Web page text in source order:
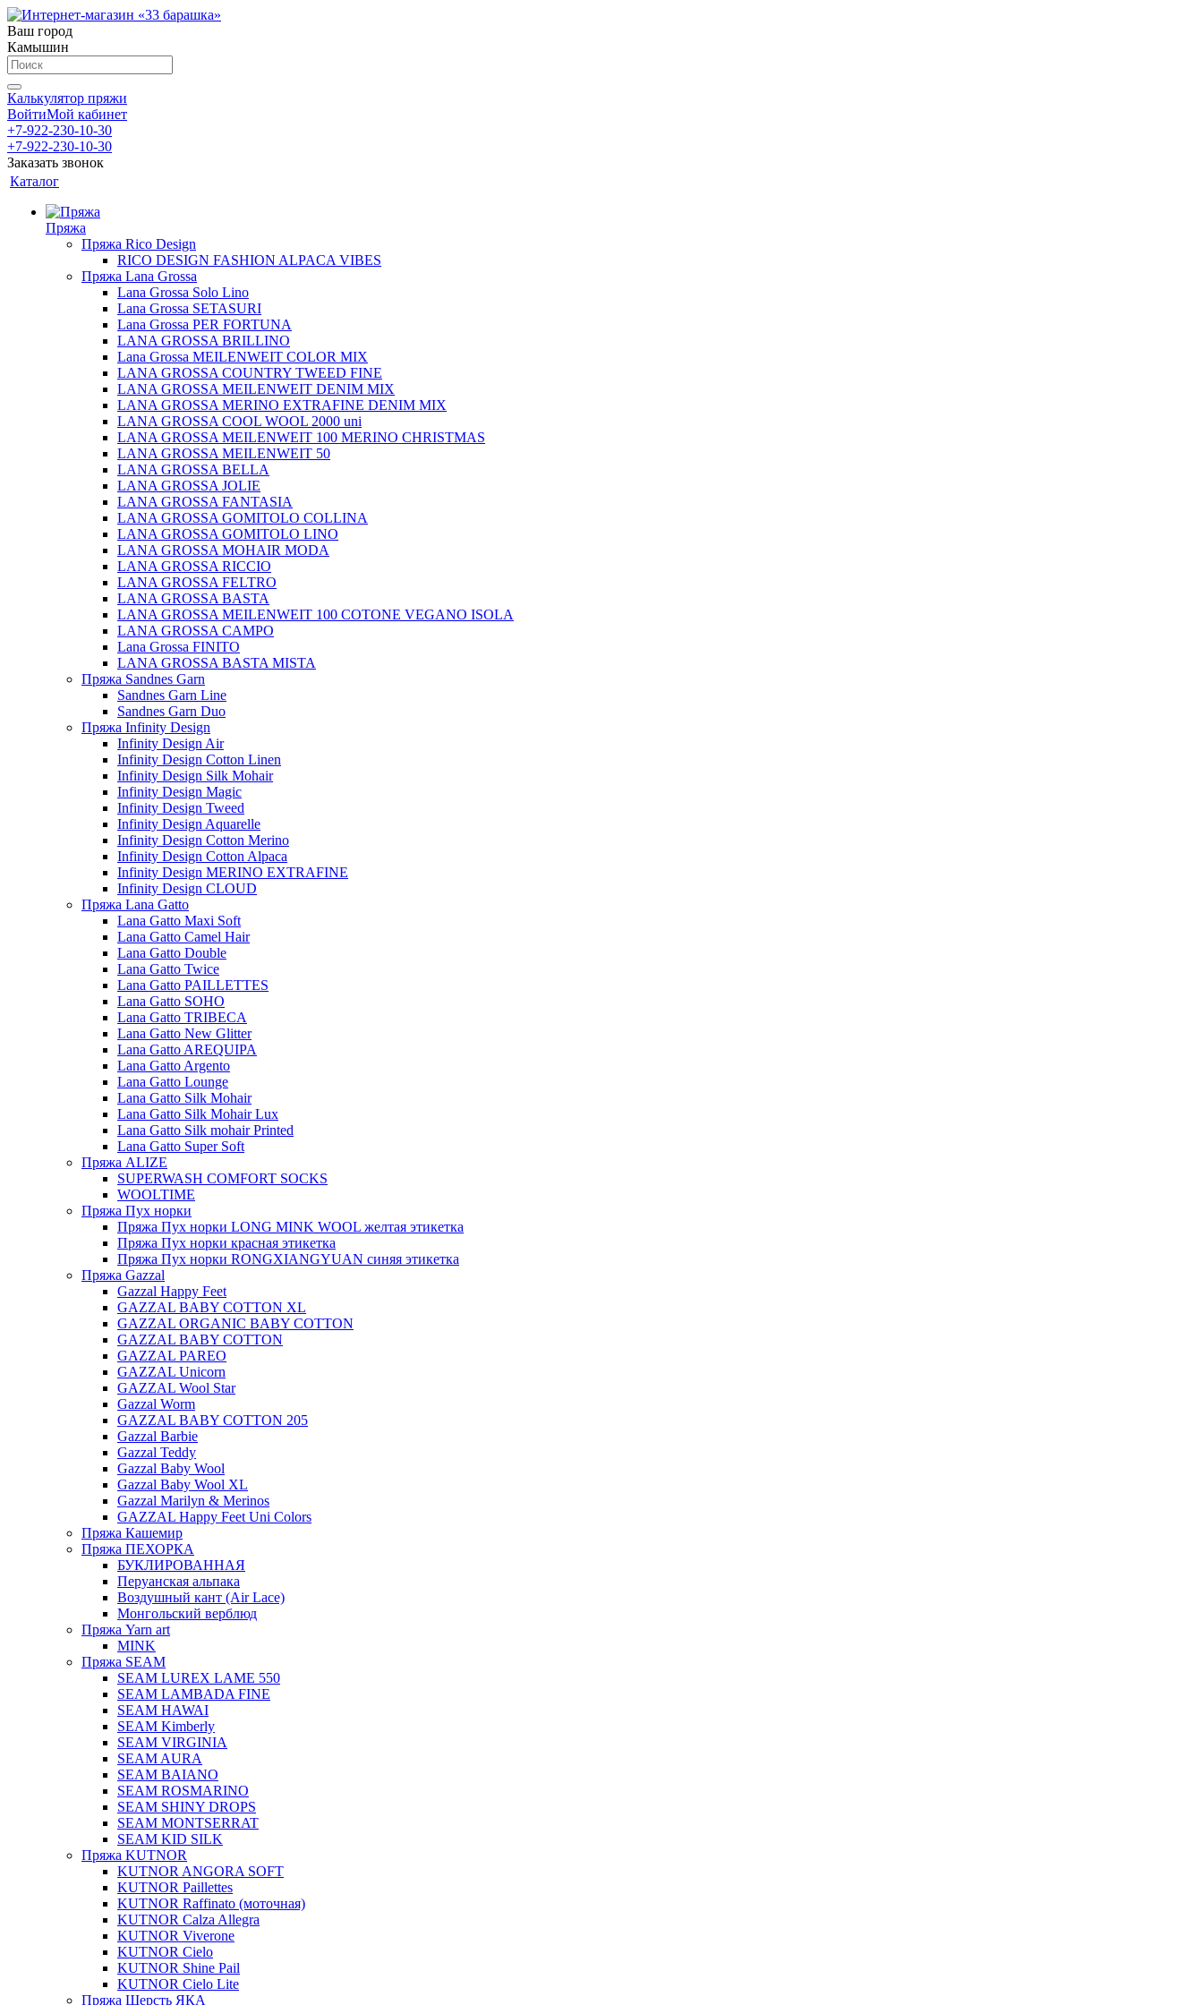
Ваш город
Камышин
Калькулятор пряжи
ВойтиМой кабинет
+7-922-230-10-30
+7-922-230-10-30
Заказать звонок
Каталог
Пряжа
Пряжа Rico Design
RICO DESIGN FASHION ALPACA VIBES
Пряжа Lana Grossa
Lana Grossa Solo Lino
Lana Grossa SETASURI
Lana Grossa PER FORTUNA
LANA GROSSA BRILLINO
Lana Grossa MEILENWEIT COLOR MIX
LANA GROSSA COUNTRY TWEED FINE
LANA GROSSA MEILENWEIT DENIM MIX
LANA GROSSA MERINO EXTRAFINE DENIM MIX
LANA GROSSA COOL WOOL 2000 uni
LANA GROSSA MEILENWEIT 100 MERINO CHRISTMAS
LANA GROSSA MEILENWEIT 50
LANA GROSSA BELLA
LANA GROSSA JOLIE
LANA GROSSA FANTASIA
LANA GROSSA GOMITOLO COLLINA
LANA GROSSA GOMITOLO LINO
LANA GROSSA MOHAIR MODA
LANA GROSSA RICCIO
LANA GROSSA FELTRO
LANA GROSSA BASTA
LANA GROSSA MEILENWEIT 100 COTONE VEGANO ISOLA
LANA GROSSA CAMPO
Lana Grossa FINITO
LANA GROSSA BASTA MISTA
Пряжа Sandnes Garn
Sandnes Garn Line
Sandnes Garn Duo
Пряжа Infinity Design
Infinity Design Air
Infinity Design Cotton Linen
Infinity Design Silk Mohair
Infinity Design Magic
Infinity Design Tweed
Infinity Design Aquarelle
Infinity Design Cotton Merino
Infinity Design Cotton Alpaca
Infinity Design MERINO EXTRAFINE
Infinity Design CLOUD
Пряжа Lana Gatto
Lana Gatto Maxi Soft
Lana Gatto Camel Hair
Lana Gatto Double
Lana Gatto Twice
Lana Gatto PAILLETTES
Lana Gatto SOHO
Lana Gatto TRIBECA
Lana Gatto New Glitter
Lana Gatto AREQUIPA
Lana Gatto Argento
Lana Gatto Lounge
Lana Gatto Silk Mohair
Lana Gatto Silk Mohair Lux
Lana Gatto Silk mohair Printed
Lana Gatto Super Soft
Пряжа ALIZE
SUPERWASH COMFORT SOCKS
WOOLTIME
Пряжа Пух норки
Пряжа Пух норки LONG MINK WOOL желтая этикетка
Пряжа Пух норки красная этикетка
Пряжа Пух норки RONGXIANGYUAN синяя этикетка
Пряжа Gazzal
Gazzal Happy Feet
GAZZAL BABY COTTON XL
GAZZAL ORGANIC BABY COTTON
GAZZAL BABY COTTON
GAZZAL PAREO
GAZZAL Unicorn
GAZZAL Wool Star
Gazzal Worm
GAZZAL BABY COTTON 205
Gazzal Barbie
Gazzal Teddy
Gazzal Baby Wool
Gazzal Baby Wool XL
Gazzal Marilyn & Merinos
GAZZAL Happy Feet Uni Colors
Пряжа Кашемир
Пряжа ПЕХОРКА
БУКЛИРОВАННАЯ
Перуанская альпака
Воздушный кант (Air Lace)
Монгольский верблюд
Пряжа Yarn art
MINK
Пряжа SEAM
SEAM LUREX LAME 550
SEAM LAMBADA FINE
SEAM HAWAI
SEAM Kimberly
SEAM VIRGINIA
SEAM AURA
SEAM BAIANO
SEAM ROSMARINO
SEAM SHINY DROPS
SEAM MONTSERRAT
SEAM KID SILK
Пряжа KUTNOR
KUTNOR ANGORA SOFT
KUTNOR Paillettes
KUTNOR Raffinato (моточная)
KUTNOR Calza Allegra
KUTNOR Viverone
KUTNOR Cielo
KUTNOR Shine Pail
KUTNOR Cielo Lite
Пряжа Шерсть ЯКА